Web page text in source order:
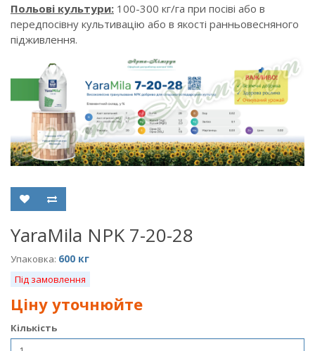
Польові культури: 100-300 кг/га при посіві або в
передпосівну культивацію або в якості ранньовесняного
підживлення.
YaraMila NPK 7-20-28
Упаковка: 600 кг
Під замовлення
Ціну уточнюйте
Кількість